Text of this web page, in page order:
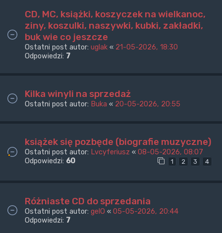
CD, MC, książki, koszyczek na wielkanoc,
ziny, koszulki, naszywki, kubki, zakładki,
buk wie co jeszcze
Ostatni post autor: uglak « 21-05-2026, 18:30
Odpowiedzi: 7
Kilka winyli na sprzedaż
Ostatni post autor: Buka « 20-05-2026, 20:55
książek się pozbęde (biografie muzyczne)
Ostatni post autor: Lvcyferiusz « 08-05-2026, 08:07
Odpowiedzi: 60 1 2 3 4
Różniaste CD do sprzedania
Ostatni post autor: gelO « 05-05-2026, 20:44
Odpowiedzi: 7